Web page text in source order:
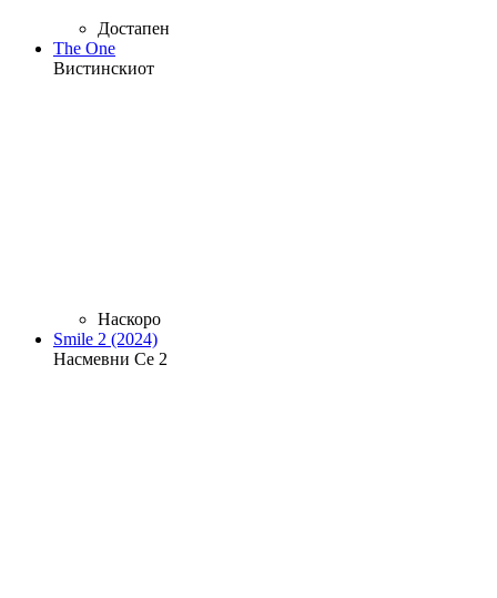
Достапен
The One
Вистинскиот
Наскоро
Smile 2 (2024)
Насмевни Се 2